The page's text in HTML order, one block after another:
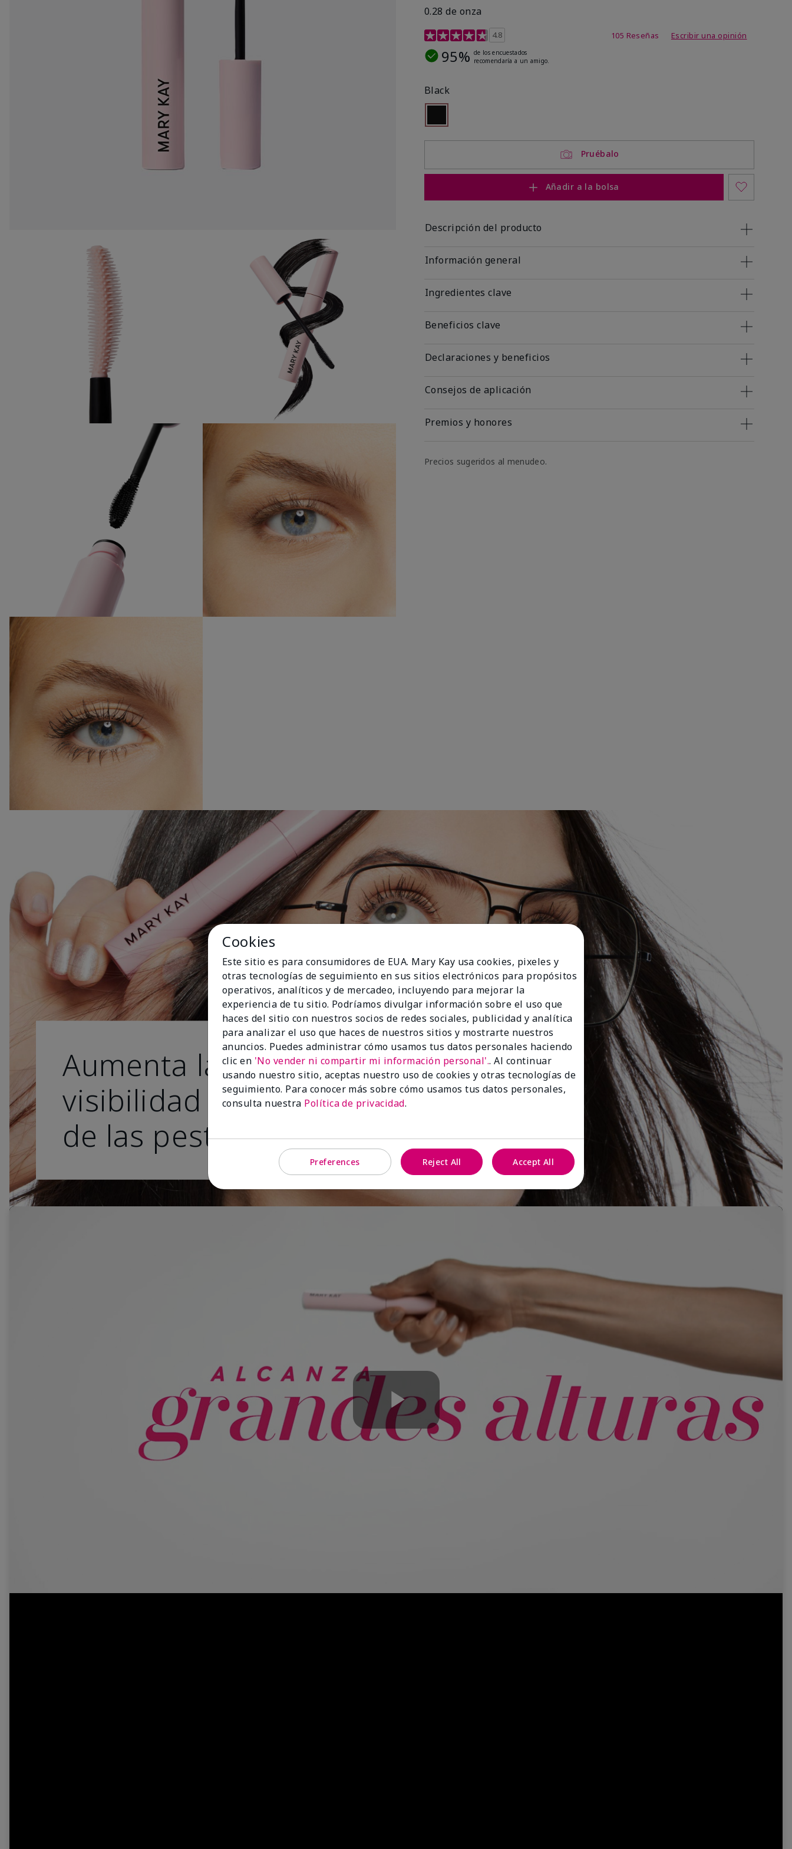
0.28 de onza
Calificación de clientes de 5 de 5
4.8 105 Reseñas Escribir una opinión
95% de los encuestados
recomendaría a un amigo.
Black
Pruébalo
Añadir a la bolsa
Descripción del producto
Información general
Ingredientes clave
Beneficios clave
Declaraciones y beneficios
Consejos de aplicación
Premios y honores
Precios sugeridos al menudeo.
Aumenta la
visibilidad del largo
de las pestañas.
Play
Cookies
Este sitio es para consumidores de EUA. Mary Kay usa cookies, pixeles y
otras tecnologías de seguimiento en sus sitios electrónicos para propósitos
operativos, analíticos y de mercadeo, incluyendo para mejorar la
experiencia de tu sitio. Podríamos divulgar información sobre el uso que
haces del sitio con nuestros socios de redes sociales, publicidad y analítica
para analizar el uso que haces de nuestros sitios y mostrarte nuestros
anuncios. Puedes administrar cómo usamos tus datos personales haciendo
clic en 'No vender ni compartir mi información personal'.. Al continuar
usando nuestro sitio, aceptas nuestro uso de cookies y otras tecnologías de
seguimiento. Para conocer más sobre cómo usamos tus datos personales,
consulta nuestra Política de privacidad.
Preferences Reject All Accept All